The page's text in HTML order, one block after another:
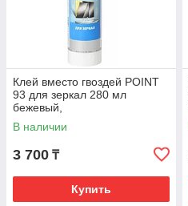
Клей вместо гвоздей POINT
93 для зеркал 280 мл
бежевый,
В наличии
3 700 ₸
Купить